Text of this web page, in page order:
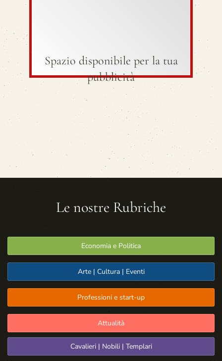
Spazio disponibile per la tua
pubblicità
Le nostre Rubriche
Economia e Politica
Arte | Cultura | Eventi
Professioni e start-up
Attualità
Cavalieri | Nobili | Templari